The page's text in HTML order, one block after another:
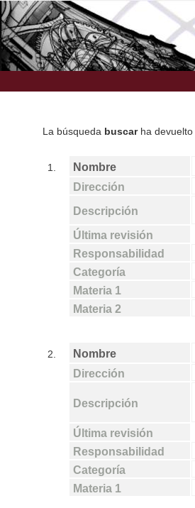
La búsqueda buscarha devuelto
1. Nombre
Dirección
Descripción
Última revisión
Responsabilidad
Categoría
Materia 1
Materia 2
2. Nombre
Dirección
Descripción
Última revisión
Responsabilidad
Categoría
Materia 1